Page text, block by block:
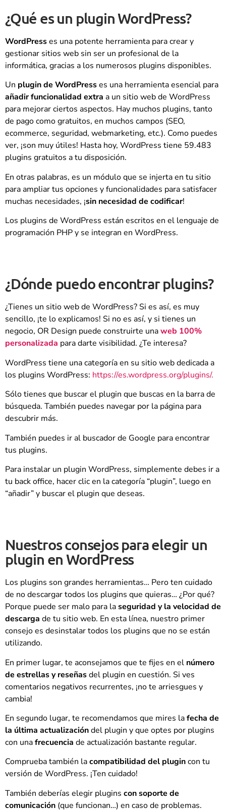
¿Qué es un plugin WordPress?
WordPresses una potente herramienta para crear y
gestionar sitios web sin ser un profesional de la
informática, gracias a los numerosos plugins disponibles.
Un plugin de WordPresses una herramienta esencial para
añadir funcionalidad extra a un sitio web de WordPress
para mejorar ciertos aspectos. Hay muchos plugins, tanto
de pago como gratuitos, en muchos campos (SEO,
ecommerce, seguridad, webmarketing, etc.). Como puedes
ver, ¡son muy útiles! Hasta hoy, WordPress tiene 59.483
plugins gratuitos a tu disposición.
En otras palabras, es un módulo que se injerta en tu sitio
para ampliar tus opciones y funcionalidades para satisfacer
muchas necesidades, ¡sin necesidad de codificar!
Los plugins de WordPress están escritos en el lenguaje de
programación PHP y se integran en WordPress.
¿Dónde puedo encontrar plugins?
¿Tienes un sitio web de WordPress? Si es así, es muy
sencillo, ¡te lo explicamos! Si no es así, y si tienes un
negocio, OR Design puede construirte unaweb 100%
personalizada para darte visibilidad. ¿Te interesa?
WordPress tiene una categoría en su sitio web dedicada a
los plugins WordPress: https://es.wordpress.org/plugins/.
Sólo tienes que buscar el plugin que buscas en la barra de
búsqueda. También puedes navegar por la página para
descubrir más.
También puedes ir al buscador de Google para encontrar
tus plugins.
Para instalar un plugin WordPress, simplemente debes ir a
tu back office, hacer clic en la categoría “plugin”, luego en
“añadir” y buscar el plugin que deseas.
Nuestros consejos para elegir un
plugin en WordPress
Los plugins son grandes herramientas… Pero ten cuidado
de no descargar todos los plugins que quieras… ¿Por qué?
Porque puede ser malo para laseguridad y la velocidad de
descarga de tu sitio web. En esta línea, nuestro primer
consejo es desinstalar todos los plugins que no se están
utilizando.
En primer lugar, te aconsejamos que te fijes en el número
de estrellas y reseñasdel plugin en cuestión. Si ves
comentarios negativos recurrentes, ¡no te arriesgues y
cambia!
En segundo lugar, te recomendamos que mires lafecha de
la última actualizacióndel plugin y que optes por plugins
con unafrecuencia de actualización bastante regular.
Comprueba también lacompatibilidad del plugincon tu
versión de WordPress. ¡Ten cuidado!
También deberías elegir plugins con soporte de
comunicación (que funcionan…) en caso de problemas.